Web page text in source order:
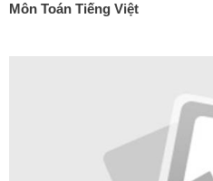
Môn Toán Tiếng Việt